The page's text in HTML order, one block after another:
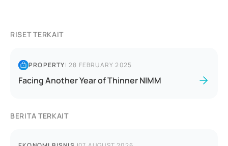
RISET TERKAIT
PROPERTY|28 FEBRUARY 2025
Facing Another Year of Thinner NIMM
BERITA TERKAIT